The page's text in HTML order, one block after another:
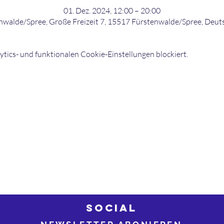
01. Dez. 2024, 12:00 – 20:00
Spree, Große Freizeit 7, 15517 Fürstenwalde/Spree,
und funktionalen Cookie-Einstellungen blockiert.
SOCIAL